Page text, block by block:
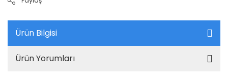
Ürün Bilgisi
Ürün Yorumları